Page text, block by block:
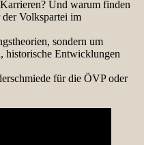
Und warum finden
Volkspartei im
sondern um
historische Entwicklungen
für die ÖVP oder